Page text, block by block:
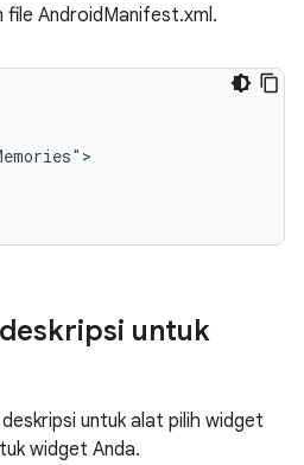
file AndroidManifest.xml.
untuk
untuk alat pilih widget
widget Anda.